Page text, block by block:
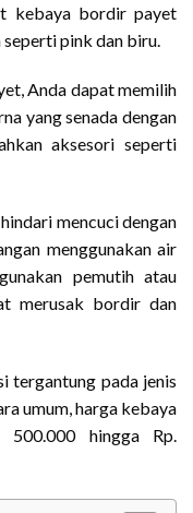
kebaya bordir payet
pink dan biru.
Anda dapat memilih
yang senada dengan
aksesori seperti
mencuci dengan
menggunakan air
pemutih atau
merusak bordir dan
tergantung pada jenis
umum, harga kebaya
hingga Rp.